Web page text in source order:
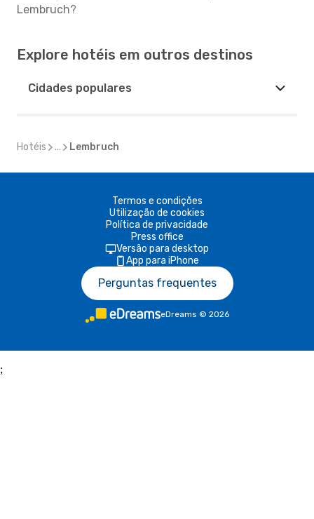
Lembruch?
Explore hotéis em outros destinos
Cidades populares
Hotéis ... Lembruch
Termos e condições
Utilização de cookies
Política de privacidade
Press office
Versão para desktop
App para iPhone
Perguntas frequentes
eDreams © 2026
;